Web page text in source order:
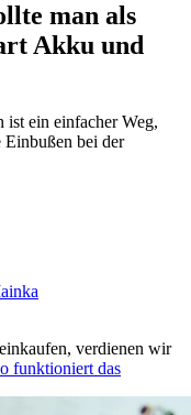
man als
Akku und
ist ein einfacher Weg,
bei der
verdienen wir
funktioniert das